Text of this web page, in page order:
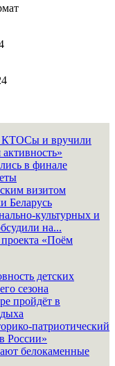
КТОСы и вручили
в финале
визитом
Беларусь
культурных и
на...
«Поём
детских
сезона
пройдёт в
патриотический
России»
белокаменные